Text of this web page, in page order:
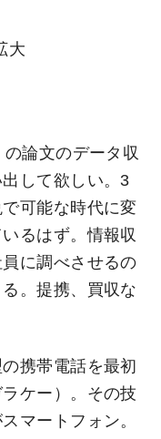
大
論文のデータ収
して欲しい。3
可能な時代に変
るはず。情報収
に調べさせるの
。提携、買収な
携帯電話を最初
ケー）。その技
マートフォン。